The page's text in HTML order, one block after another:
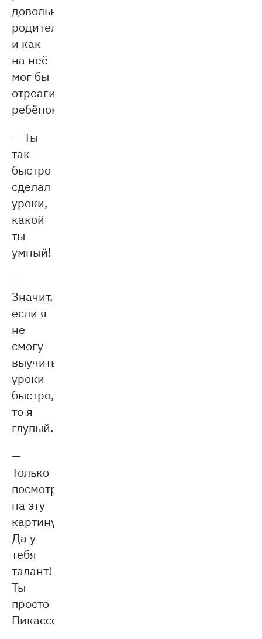
довольного
родителя
и как
на неё
мог бы
отреагировать
ребёнок.
— Ты
так
быстро
сделал
уроки,
какой
ты
умный!
—
Значит,
если я
не
смогу
выучить
уроки
быстро,
то я
глупый.
—
Только
посмотрите
на эту
картину!
Да у
тебя
талант!
Ты
просто
Пикассо!